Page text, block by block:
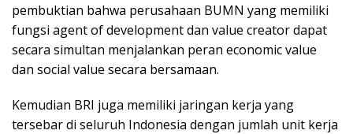
pembuktian bahwa perusahaan BUMN yang memiliki
fungsi agent of development dan value creator dapat
secara simultan menjalankan peran economic value
dan social value secara bersamaan.
Kemudian BRI juga memiliki jaringan kerja yang
tersebar di seluruh Indonesia dengan jumlah unit kerja